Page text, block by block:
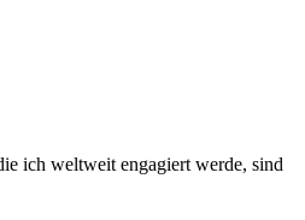
ich weltweit engagiert werde, sind